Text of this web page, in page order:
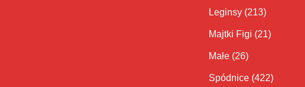
Leginsy (213)
Majtki Figi (21)
Małe (26)
Spódnice (422)